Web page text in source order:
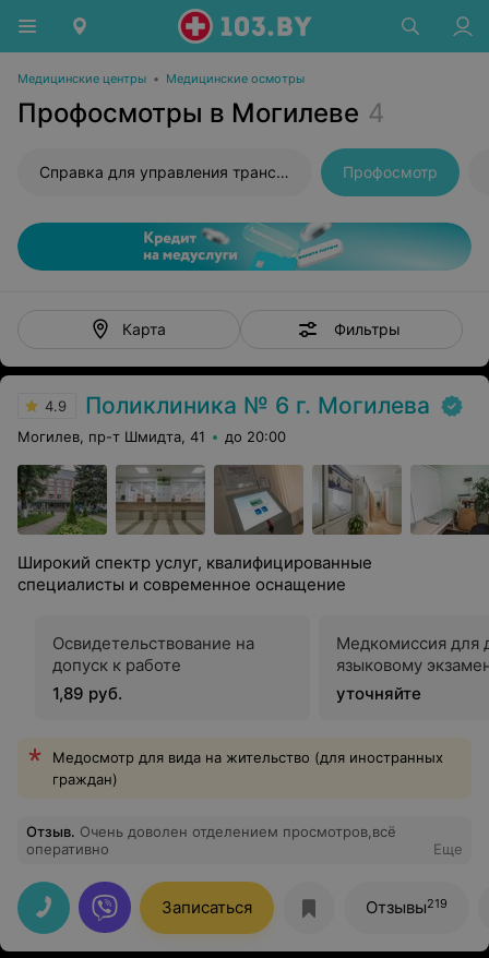
Медицинские центры • Медицинские осмотры
Профосмотры в Могилеве 4
Справка для управления транспортным средством Профосмотр
Карта Фильтры
4.9 Поликлиника № 6 г. Могилева
Могилев, пр-т Шмидта, 41 до 20:00
Широкий спектр услуг, квалифицированные
специалисты и современное оснащение
Освидетельствование на
допуск к работе
1,89 руб.
Медкомиссия для
языковому
уточняйте
Медосмотр для вида на жительство (для иностранных
граждан)
Отзыв. Очень доволен отделением просмотров,всё
оперативно
Еще
Записаться Отзывы219